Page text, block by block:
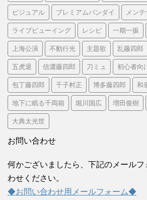
ビジュアル プレミアムバンダイ メン
ライブビューイング レシピ 一期一振
上海公演 不動行光 主題歌 乱藤四郎
五虎退 信濃藤四郎 刀ミュ 初心者向
包丁藤四郎 千子村正 博多藤四郎 和
地下に眠る千両箱 堀川国広 増田俊樹
大典太光世
お問い合わせ
何かございましたら、下記のメール
わせください。
◆お問い合わせ用メールフォーム◆